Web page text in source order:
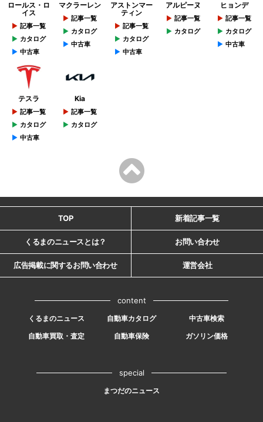
ロールス・ロ
イス
記事一覧
カタログ
中古車
マクラーレン
記事一覧
カタログ
中古車
アストンマー
ティン
記事一覧
カタログ
中古車
アルピーヌ
記事一覧
カタログ
ヒョンデ
記事一覧
カタログ
中古車
テスラ
記事一覧
カタログ
中古車
Kia
記事一覧
カタログ
TOP 新着記事一覧
くるまのニュースとは？ お問い合わせ
広告掲載に関するお問い合わせ 運営会社
content
くるまのニュース 自動車カタログ
中古車検索
自動車買取・査定
自動車保険 ガソリン価格
special
まつだのニュース